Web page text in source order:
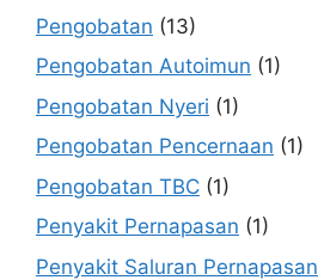
Pengobatan (13)
Pengobatan Autoimun (1)
Pengobatan Nyeri (1)
Pengobatan Pencernaan (1)
Pengobatan TBC (1)
Penyakit Pernapasan (1)
Penyakit Saluran Pernapasan